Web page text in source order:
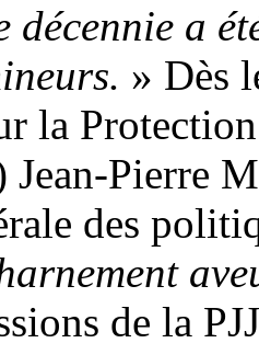
décennie a
» Dès
la
Jean-Pierre
des
de la